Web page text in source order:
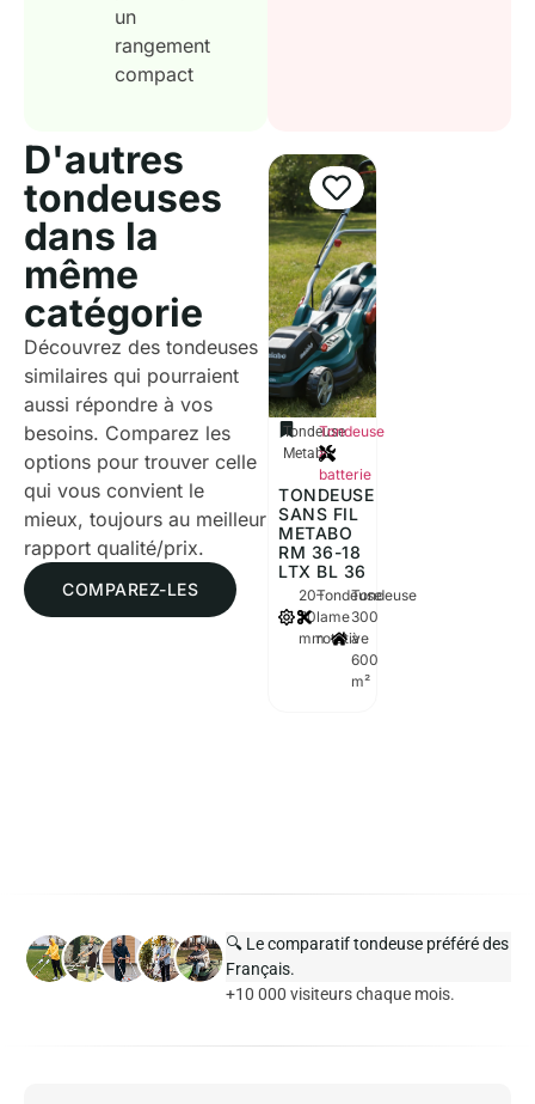
un
rangement
compact
D'autres
tondeuses
dans la
même
catégorie
Découvrez des tondeuses
similaires qui pourraient
aussi répondre à vos
besoins. Comparez les
options pour trouver celle
qui vous convient le
mieux, toujours au meilleur
rapport qualité/prix.
COMPAREZ-LES
Tondeuse
Metabo
Tondeuse
à
batterie
TONDEUSE
SANS FIL
METABO
RM 36-18
LTX BL 36
20–
70
mm
Tondeuse
lame
rotative
Tondeuse
300
à
600
m²
🔍 Le comparatif tondeuse préféré des
Français.
+10 000 visiteurs chaque mois.